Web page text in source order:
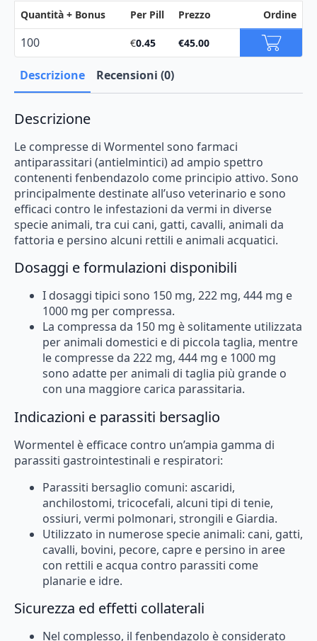
Quantità + Bonus
Per Pill Prezzo Ordine
100 €0.45 €45.00
Descrizione Recensioni (0)
Descrizione
Le compresse di Wormentel sono farmaci
antiparassitari (antielmintici) ad ampio spettro
contenenti fenbendazolo come principio attivo. Sono
principalmente destinate all’uso veterinario e sono
efficaci contro le infestazioni da vermi in diverse
specie animali, tra cui cani, gatti, cavalli, animali da
fattoria e persino alcuni rettili e animali acquatici.
Dosaggi e formulazioni disponibili
I dosaggi tipici sono 150 mg, 222 mg, 444 mg e
1000 mg per compressa.
La compressa da 150 mg è solitamente utilizzata
per animali domestici e di piccola taglia, mentre
le compresse da 222 mg, 444 mg e 1000 mg
sono adatte per animali di taglia più grande o
con una maggiore carica parassitaria.
Indicazioni e parassiti bersaglio
Wormentel è efficace contro un’ampia gamma di
parassiti gastrointestinali e respiratori:
Parassiti bersaglio comuni: ascaridi,
anchilostomi, tricocefali, alcuni tipi di tenie,
ossiuri, vermi polmonari, strongili e Giardia.
Utilizzato in numerose specie animali: cani, gatti,
cavalli, bovini, pecore, capre e persino in aree
con rettili e acqua contro parassiti come
planarie e idre.
Sicurezza ed effetti collaterali
Nel complesso, il fenbendazolo è considerato